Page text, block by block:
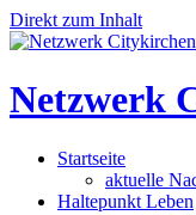
Direkt zum Inhalt
Netzwerk
Startseite
aktuelle
Haltepunkt Leben